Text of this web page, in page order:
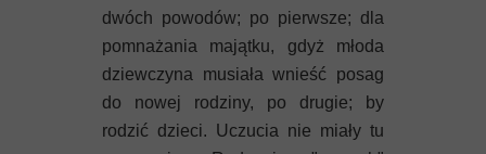
Thasos
Lanzarote
dwóch powodów; po pierwsze; dla
pomnażania majątku, gdyż młoda
dziewczyna musiała wnieść posag
do nowej rodziny, po drugie; by
rodzić dzieci. Uczucia nie miały tu